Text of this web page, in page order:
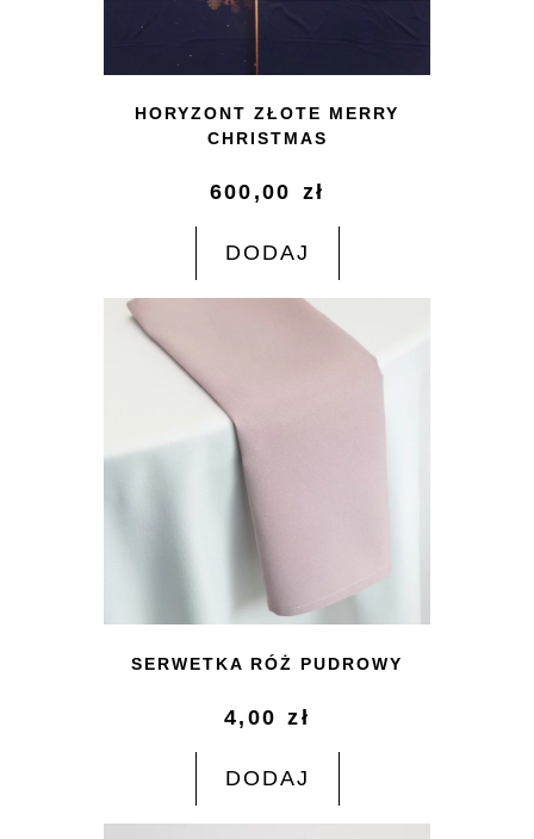
HORYZONT ZŁOTE MERRY
CHRISTMAS
600,00 zł
DODAJ
SERWETKA RÓŻ PUDROWY
4,00zł
DODAJ